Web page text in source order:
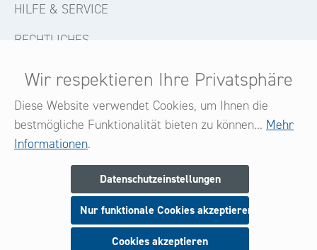
HILFE & SERVICE
RECHTLICHES
KONTAKT
FOLGE UNS
Melden Sie sich jetzt zu unserem Newsletter an
und seien Sie stets über neue Produkte und Angebote
informiert.
Wir respektieren Ihre Privatsphäre
Diese Website verwendet Cookies, um Ihnen die
bestmögliche Funktionalität bieten zu können... Mehr
Informationen.
Datenschutzeinstellungen
Nur funktionale Cookies akzeptieren
Cookies akzeptieren